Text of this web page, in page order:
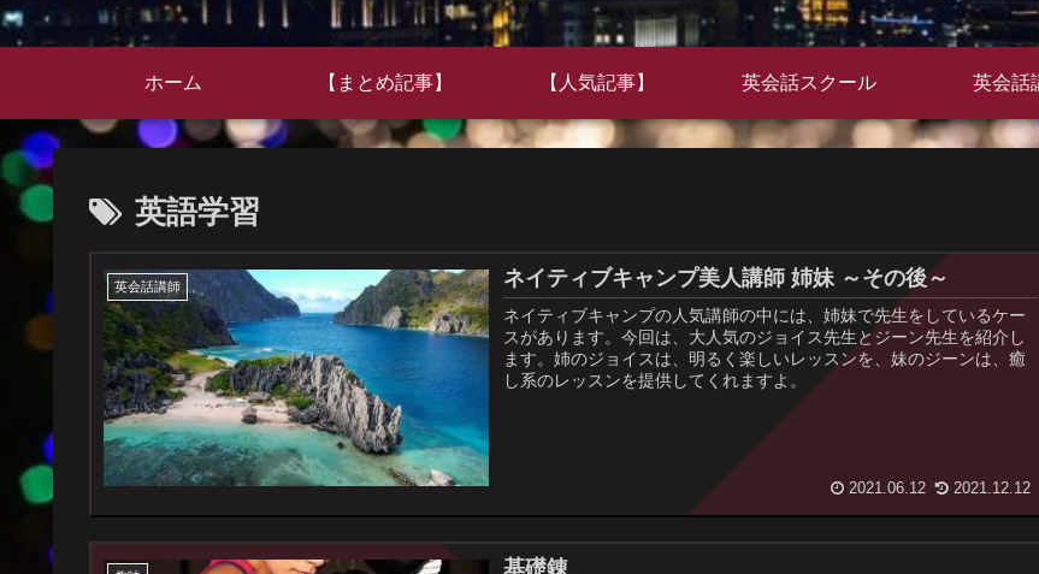
ホーム 【まとめ記事】 【人気記事】 英会話スクール 英会話
英語学習
英会話講師 ネイティブキャンプ美人講師 姉妹 ～その後～
ネイティブキャンプの人気講師の中には、姉妹で先生をしているケー
スがあります。今回は、大人気のジョイス先生とジーン先生を紹介し
ます。姉のジョイスは、明るく楽しいレッスンを、妹のジーンは、癒
し系のレッスンを提供してくれますよ。
2021.06.12 2021.12.12
基礎錬